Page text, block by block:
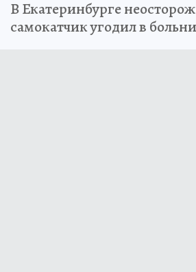
В Екатеринбурге
самокатчик угодил в